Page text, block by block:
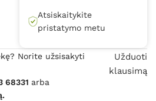
Atsiskaitykite
pristatymo metu
Norite užsisakyti
68331 arba
Užduoti
klausimą